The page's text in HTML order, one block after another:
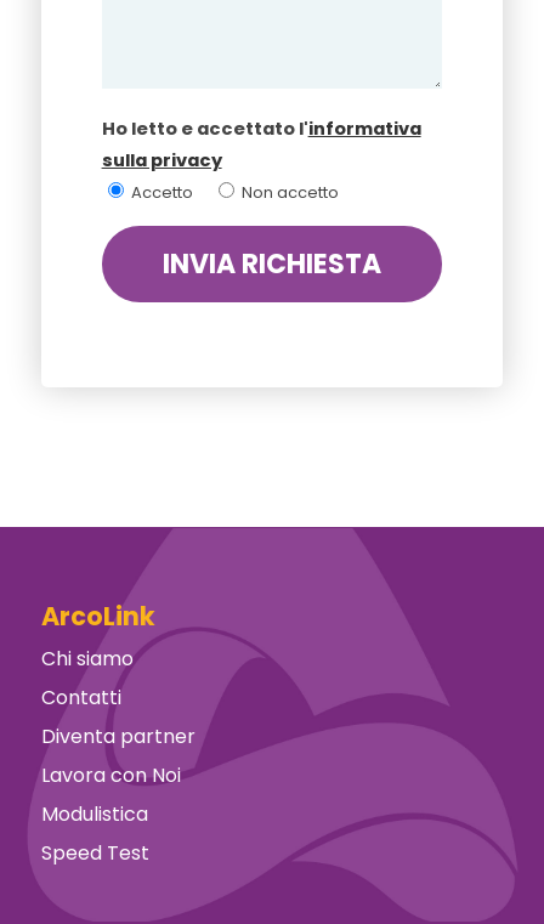
Ho letto e accettato l'informativa
sulla privacy
Accetto Non accetto
ArcoLink
Chi siamo
Contatti
Diventa partner
Lavora con Noi
Modulistica
Speed Test